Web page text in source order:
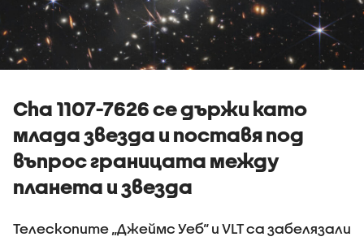
Cha 1107-7626 се държи като
млада звезда и поставя под
въпрос границата между
планета и звезда
Телескопите „Джеймс Уеб“ и VLT са забелязали